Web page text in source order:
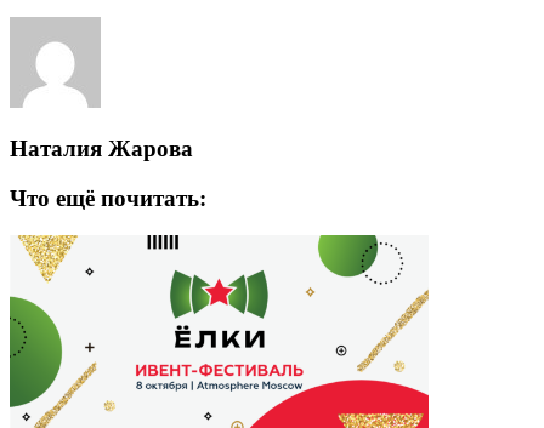
Наталия Жарова
Что ещё почитать: